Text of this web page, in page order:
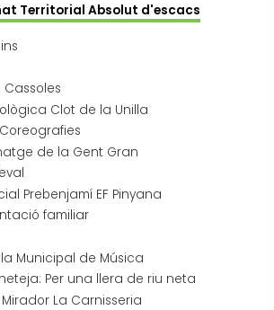
Territorial Absolut d'escacs
Clot de la Unilla
de la Gent Gran
Prebenjamí EF Pinyana
familiar
Municipal de Música
Per una llera de riu neta
La Carnisseria